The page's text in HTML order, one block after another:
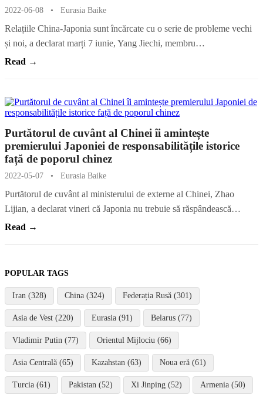
2022-06-08 • Eurasia Baike
Relațiile China-Japonia sunt încărcate cu o serie de probleme vechi
și noi, a declarat marți 7 iunie, Yang Jiechi, membru…
Read →
Purtătorul de cuvânt al Chinei îi amintește
premierului Japoniei de responsabilitățile istorice
față de poporul chinez
2022-05-07 • Eurasia Baike
Purtătorul de cuvânt al ministerului de externe al Chinei, Zhao
Lijian, a declarat vineri că Japonia nu trebuie să răspândească…
Read →
POPULAR TAGS
Iran (328) China (324) Federația Rusă (301)
Asia de Vest (220) Eurasia (91) Belarus (77)
Vladimir Putin (77) Orientul Mijlociu (66)
Asia Centrală (65) Kazahstan (63) Noua eră (61)
Turcia (61) Pakistan (52) Xi Jinping (52) Armenia (50)